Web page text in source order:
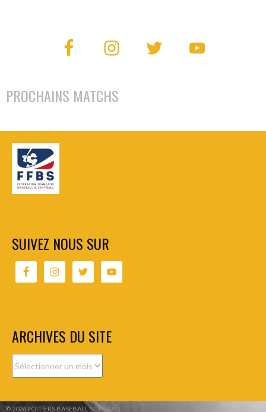
PROCHAINS MATCHS
SUIVEZ NOUS SUR
ARCHIVES DU SITE
© 2026 POITIERS BASEBALL SOFTBALL